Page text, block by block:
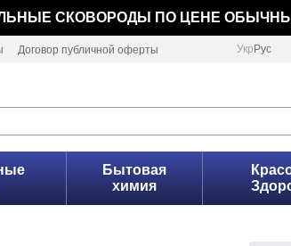
СКОВОРОДЫ ПО ЦЕНЕ
Договор публичной оферты Укр Рус
Бытовая
химия